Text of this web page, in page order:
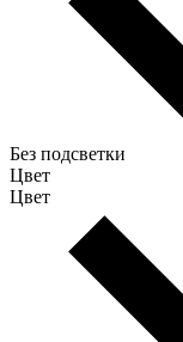
Без подсветки
Цвет
Цвет